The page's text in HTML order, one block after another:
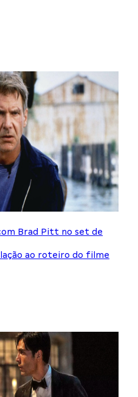
Brad Pitt no set de
ao roteiro do filme